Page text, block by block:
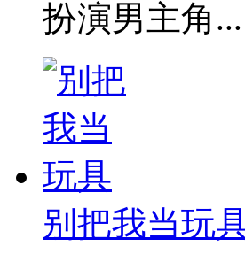
扮演男主角...
别把我当玩